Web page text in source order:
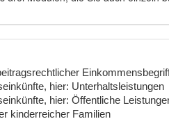
hier: Unterhaltsleistungen
hier: Öffentliche
kinderreicher Familien